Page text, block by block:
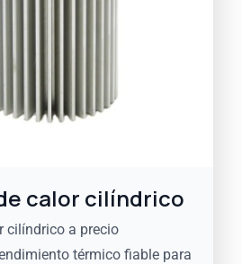
calor cilíndrico
cilíndrico a precio
térmico fiable para